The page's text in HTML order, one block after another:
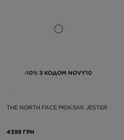
-10% З КОДОМ NOVY10
THE NORTH FACE РЮКЗАК JESTER
4399 ГРН